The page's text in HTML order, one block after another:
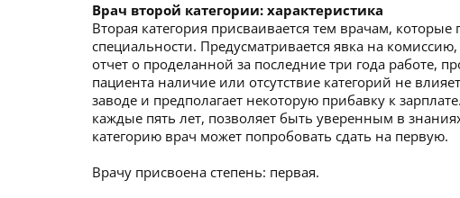
Врач второй категории: характеристика
Вторая категория присваивается тем врачам,
специальности. Предусматривается явка на
отчет о проделанной за последние три года работе,
пациента наличие или отсутствие категорий не
заводе и предполагает некоторую прибавку к
каждые пять лет, позволяет быть уверенным в
категорию врач может попробовать сдать на первую.
Врачу присвоена степень: первая.